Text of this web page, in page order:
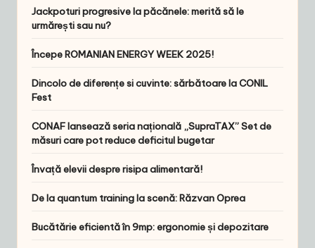
Jackpoturi progresive la păcănele: merită să le
urmărești sau nu?
Începe ROMANIAN ENERGY WEEK 2025!
Dincolo de diferențe si cuvinte: sărbătoare la CONIL
Fest
CONAF lansează seria națională „SupraTAX” Set de
măsuri care pot reduce deficitul bugetar
Învață elevii despre risipa alimentară!
De la quantum training la scenă: Răzvan Oprea
Bucătărie eficientă în 9mp: ergonomie și depozitare